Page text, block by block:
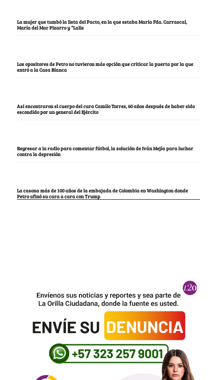
La mujer que tumbó la lista del Pacto, en la que estaba María Fda. Carrascal,
María del Mar Pizarro y “Lalis
Los opositores de Petro no tuvieron más opción que criticar la puerta por la que
entró a la Casa Blanca
Así encontraron el cuerpo del cura Camilo Torres, 60 años después de haber sido
escondido por un general del Ejército
Regresar a la radio para comentar fútbol, la solución de Iván Mejía para luchar
contra la depresión
La casona más de 100 años de la embajada de Colombia en Washington donde
Petro afinó su cara a cara con Trump